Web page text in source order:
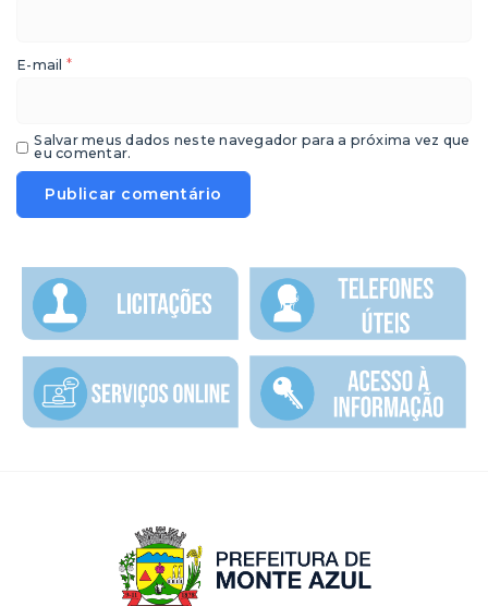
E-mail *
Salvar meus dados neste navegador para a próxima vez que
eu comentar.